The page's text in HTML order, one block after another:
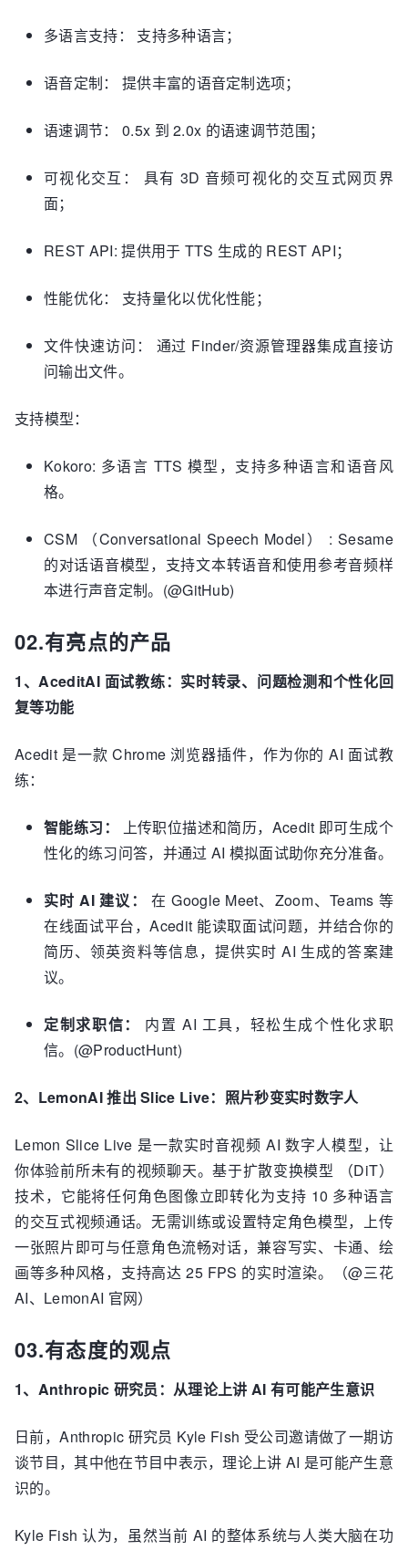
多语言支持： 支持多种语言；
语音定制： 提供丰富的语音定制选项；
语速调节： 0.5x 到 2.0x 的语速调节范围；
可视化交互： 具有 3D 音频可视化的交互式网页界
面；
REST API: 提供用于 TTS 生成的 REST API；
性能优化： 支持量化以优化性能；
文件快速访问： 通过 Finder/资源管理器集成直接访
问输出文件。
支持模型：
Kokoro: 多语言 TTS 模型，支持多种语言和语音风
格。
CSM （Conversational Speech Model） : Sesame
的对话语音模型，支持文本转语音和使用参考音频样
本进行声音定制。(@GitHub)
02.有亮点的产品
1、AceditAI 面试教练：实时转录、问题检测和个性化回
复等功能
Acedit 是一款 Chrome 浏览器插件，作为你的 AI 面试教
练：
智能练习：
上传职位描述和简历，Acedit 即可生成个
性化的练习问答，并通过 AI 模拟面试助你充分准备。
实时 AI 建议：
在 Google Meet、Zoom、Teams 等
在线面试平台，Acedit 能读取面试问题，并结合你的
简历、领英资料等信息，提供实时 AI 生成的答案建
议。
定制求职信：
内置 AI 工具，轻松生成个性化求职
信。(@ProductHunt)
2、LemonAI 推出 Slice Live：照片秒变实时数字人
Lemon Slice Live 是一款实时音视频 AI 数字人模型，让
你体验前所未有的视频聊天。基于扩散变换模型 （DiT）
技术，它能将任何角色图像立即转化为支持 10 多种语言
的交互式视频通话。无需训练或设置特定角色模型，上传
一张照片即可与任意角色流畅对话，兼容写实、卡通、绘
画等多种风格，支持高达 25 FPS 的实时渲染。（@三花
AI、LemonAI 官网）
03.有态度的观点
1、Anthropic 研究员：从理论上讲 AI 有可能产生意识
日前，Anthropic 研究员 Kyle Fish 受公司邀请做了一期访
谈节目，其中他在节目中表示，理论上讲 AI 是可能产生意
识的。
Kyle Fish 认为，虽然当前 AI 的整体系统与人类大脑在功